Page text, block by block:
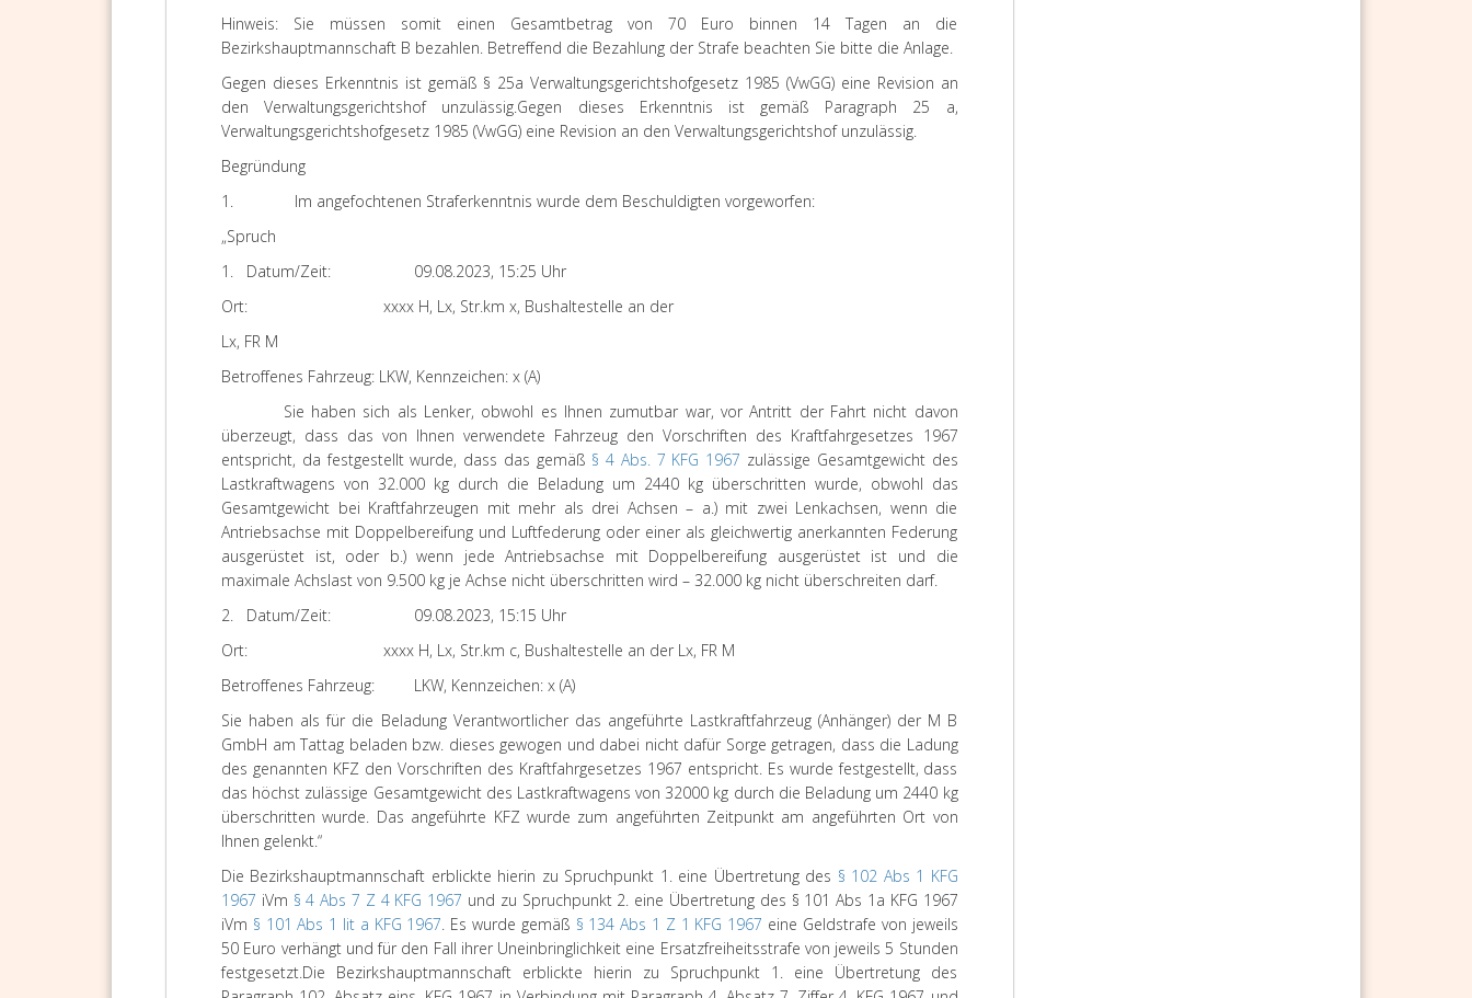
Hinweis: Sie müssen somit einen Gesamtbetrag von 70 Euro binnen 14 Tagen an die
Bezirkshauptmannschaft B bezahlen. Betreffend die Bezahlung der Strafe beachten Sie bitte die Anlage.
Gegen dieses Erkenntnis ist gemäß § 25a Verwaltungsgerichtshofgesetz 1985 (VwGG) eine Revision an
den Verwaltungsgerichtshof unzulässig.Gegen dieses Erkenntnis ist gemäß Paragraph 25 a,
Verwaltungsgerichtshofgesetz 1985 (VwGG) eine Revision an den Verwaltungsgerichtshof unzulässig.
Begründung
1. Im angefochtenen Straferkenntnis wurde dem Beschuldigten vorgeworfen:
„Spruch
1.
Datum/Zeit:
09.08.2023, 15:25 Uhr
Ort:
xxxx H, Lx, Str.km x, Bushaltestelle an der
Lx, FR M
Betroffenes Fahrzeug: LKW, Kennzeichen: x (A)
Sie haben sich als Lenker, obwohl es Ihnen zumutbar war, vor Antritt der Fahrt nicht davon
überzeugt, dass das von Ihnen verwendete Fahrzeug den Vorschriften des Kraftfahrgesetzes 1967
entspricht, da festgestellt wurde, dass das gemäß § 4 Abs. 7 KFG 1967 zulässige Gesamtgewicht des
Lastkraftwagens von 32.000 kg durch die Beladung um 2440 kg überschritten wurde, obwohl das
Gesamtgewicht bei Kraftfahrzeugen mit mehr als drei Achsen – a.) mit zwei Lenkachsen, wenn die
Antriebsachse mit Doppelbereifung und Luftfederung oder einer als gleichwertig anerkannten Federung
ausgerüstet ist, oder b.) wenn jede Antriebsachse mit Doppelbereifung ausgerüstet ist und die
maximale Achslast von 9.500 kg je Achse nicht überschritten wird – 32.000 kg nicht überschreiten darf.
2.
Datum/Zeit:
09.08.2023, 15:15 Uhr
Ort:
xxxx H, Lx, Str.km c, Bushaltestelle an der Lx, FR M
Betroffenes Fahrzeug:
LKW, Kennzeichen: x (A)
Sie haben als für die Beladung Verantwortlicher das angeführte Lastkraftfahrzeug (Anhänger) der M B
GmbH am Tattag beladen bzw. dieses gewogen und dabei nicht dafür Sorge getragen, dass die Ladung
des genannten KFZ den Vorschriften des Kraftfahrgesetzes 1967 entspricht. Es wurde festgestellt, dass
das höchst zulässige Gesamtgewicht des Lastkraftwagens von 32000 kg durch die Beladung um 2440 kg
überschritten wurde. Das angeführte KFZ wurde zum angeführten Zeitpunkt am angeführten Ort von
Ihnen gelenkt.“
Die Bezirkshauptmannschaft erblickte hierin zu Spruchpunkt 1. eine Übertretung des § 102 Abs 1 KFG
1967 iVm § 4 Abs 7 Z 4 KFG 1967 und zu Spruchpunkt 2. eine Übertretung des § 101 Abs 1a KFG 1967
iVm § 101 Abs 1 lit a KFG 1967. Es wurde gemäß § 134 Abs 1 Z 1 KFG 1967 eine Geldstrafe von jeweils
50 Euro verhängt und für den Fall ihrer Uneinbringlichkeit eine Ersatzfreiheitsstrafe von jeweils 5 Stunden
festgesetzt.Die Bezirkshauptmannschaft erblickte hierin zu Spruchpunkt 1. eine Übertretung des